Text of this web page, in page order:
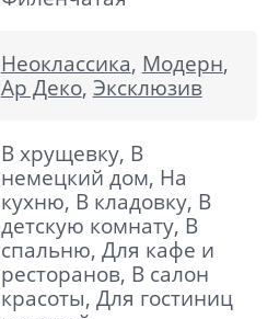
Неоклассика, Модерн,
Ар Деко, Эксклюзив
В хрущевку, В
немецкий дом, На
кухню, В кладовку, В
детскую комнату, В
спальню, Для кафе и
ресторанов, В салон
красоты, Для гостиниц